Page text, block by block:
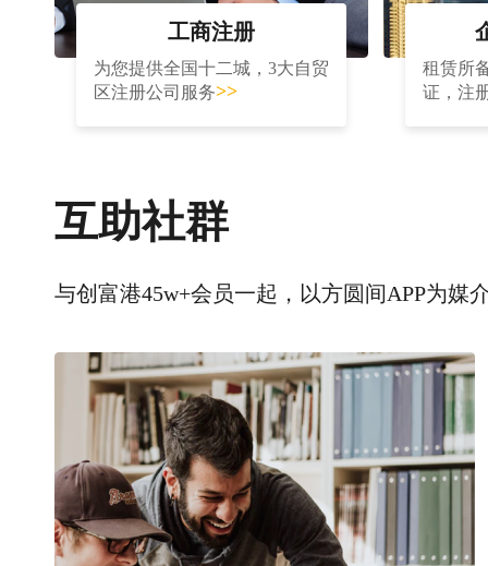
工商注册
为您提供全国十二城，3大自贸
区注册公司服务>>
租赁所
证，注
互助社群
与创富港45w+会员一起，以方圆间APP为媒